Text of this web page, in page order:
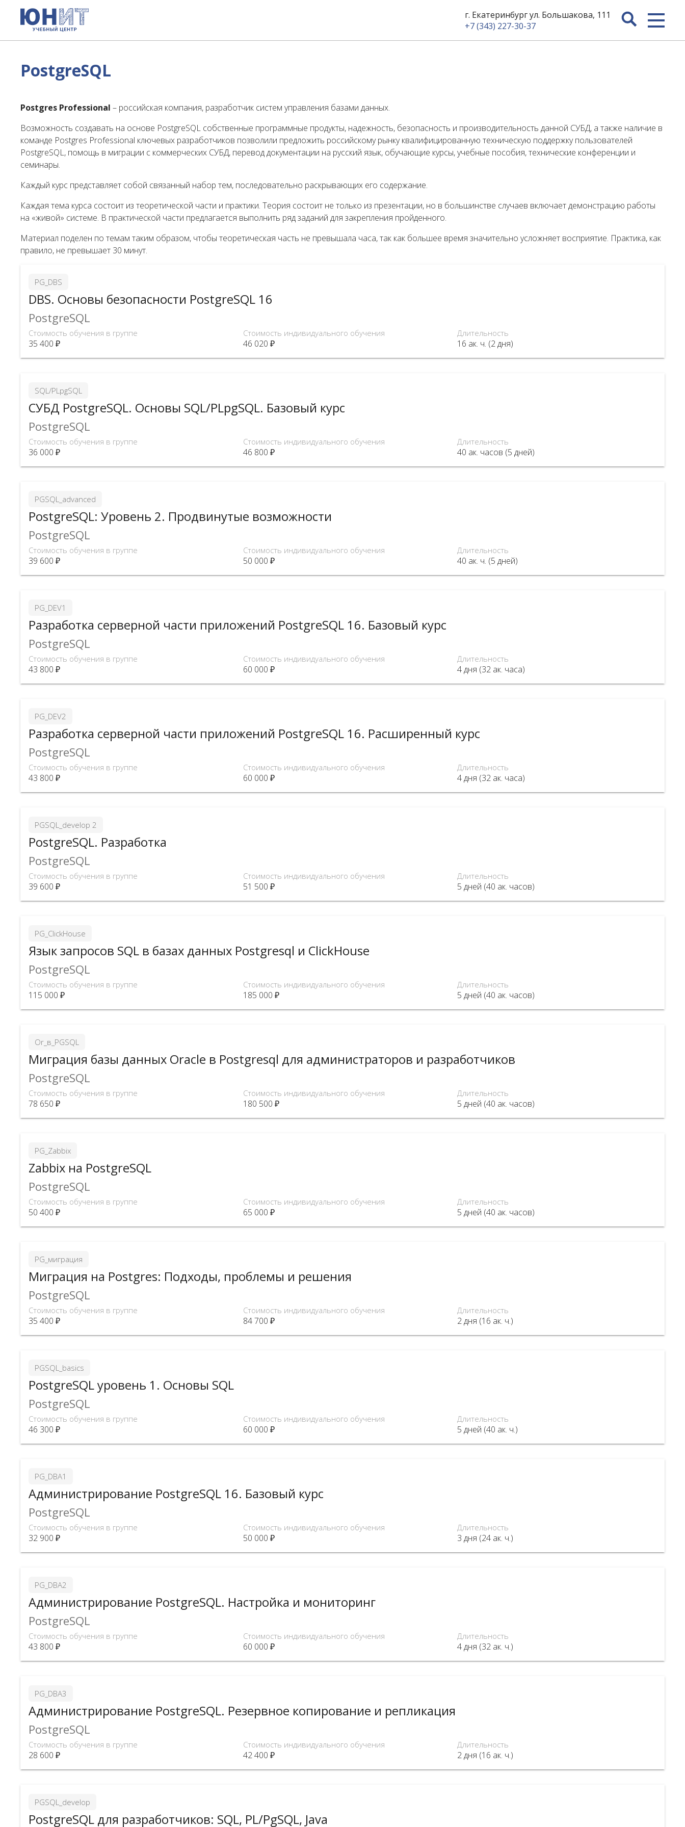
г. Екатеринбург ул. Большакова, 111
+7 (343) 227-30-37
PostgreSQL
Postgres Professional – российская компания, разработчик систем управления базами данных.
Возможность создавать на основе PostgreSQL собственные программные продукты, надежность, безопасность и производительность данной СУБД, а также наличие в
команде Postgres Professional ключевых разработчиков позволили предложить российскому рынку квалифицированную техническую поддержку пользователей
PostgreSQL, помощь в миграции с коммерческих СУБД, перевод документации на русский язык, обучающие курсы, учебные пособия, технические конференции и
семинары.
Каждый курс представляет собой связанный набор тем, последовательно раскрывающих его содержание.
Каждая тема курса состоит из теоретической части и практики. Теория состоит не только из презентации, но в большинстве случаев включает демонстрацию работы
на «живой» системе. В практической части предлагается выполнить ряд заданий для закрепления пройденного.
Материал поделен по темам таким образом, чтобы теоретическая часть не превышала часа, так как большее время значительно усложняет восприятие. Практика, как
правило, не превышает 30 минут.
PG_DBS
DBS. Основы безопасности PostgreSQL 16
PostgreSQL
Стоимость обучения в группе
35 400 ₽
Стоимость индивидуального обучения
46 020 ₽
Длительность
16 ак. ч. (2 дня)
SQL/PLpgSQL
СУБД PostgreSQL. Основы SQL/PLpgSQL. Базовый курс
PostgreSQL
Стоимость обучения в группе
36 000 ₽
Стоимость индивидуального обучения
46 800 ₽
Длительность
40 ак. часов (5 дней)
PGSQL_advanced
PostgreSQL: Уровень 2. Продвинутые возможности
PostgreSQL
Стоимость обучения в группе
39 600 ₽
Стоимость индивидуального обучения
50 000 ₽
Длительность
40 ак. ч. (5 дней)
PG_DEV1
Разработка серверной части приложений PostgreSQL 16. Базовый курс
PostgreSQL
Стоимость обучения в группе
43 800 ₽
Стоимость индивидуального обучения
60 000 ₽
Длительность
4 дня (32 ак. часа)
PG_DEV2
Разработка серверной части приложений PostgreSQL 16. Расширенный курс
PostgreSQL
Стоимость обучения в группе
43 800 ₽
Стоимость индивидуального обучения
60 000 ₽
Длительность
4 дня (32 ак. часа)
PGSQL_develop 2
PostgreSQL. Разработка
PostgreSQL
Стоимость обучения в группе
39 600 ₽
Стоимость индивидуального обучения
51 500 ₽
Длительность
5 дней (40 ак. часов)
PG_ClickHouse
Язык запросов SQL в базах данных Postgresql и ClickHouse
PostgreSQL
Стоимость обучения в группе
115 000 ₽
Стоимость индивидуального обучения
185 000 ₽
Длительность
5 дней (40 ак. часов)
Or_в_PGSQL
Миграция базы данных Oracle в Postgresql для администраторов и разработчиков
PostgreSQL
Стоимость обучения в группе
78 650 ₽
Стоимость индивидуального обучения
180 500 ₽
Длительность
5 дней (40 ак. часов)
PG_Zabbix
Zabbix на PostgreSQL
PostgreSQL
Стоимость обучения в группе
50 400 ₽
Стоимость индивидуального обучения
65 000 ₽
Длительность
5 дней (40 ак. часов)
PG_миграция
Миграция на Postgres: Подходы, проблемы и решения
PostgreSQL
Стоимость обучения в группе
35 400 ₽
Стоимость индивидуального обучения
84 700 ₽
Длительность
2 дня (16 ак. ч.)
PGSQL_basics
PostgreSQL уровень 1. Основы SQL
PostgreSQL
Стоимость обучения в группе
46 300 ₽
Стоимость индивидуального обучения
60 000 ₽
Длительность
5 дней (40 ак. ч.)
PG_DBA1
Администрирование PostgreSQL 16. Базовый курс
PostgreSQL
Стоимость обучения в группе
32 900 ₽
Стоимость индивидуального обучения
50 000 ₽
Длительность
3 дня (24 ак. ч.)
PG_DBA2
Администрирование PostgreSQL. Настройка и мониторинг
PostgreSQL
Стоимость обучения в группе
43 800 ₽
Стоимость индивидуального обучения
60 000 ₽
Длительность
4 дня (32 ак. ч.)
PG_DBA3
Администрирование PostgreSQL. Резервное копирование и репликация
PostgreSQL
Стоимость обучения в группе
28 600 ₽
Стоимость индивидуального обучения
42 400 ₽
Длительность
2 дня (16 ак. ч.)
PGSQL_develop
PostgreSQL для разработчиков: SQL, PL/PgSQL, Java